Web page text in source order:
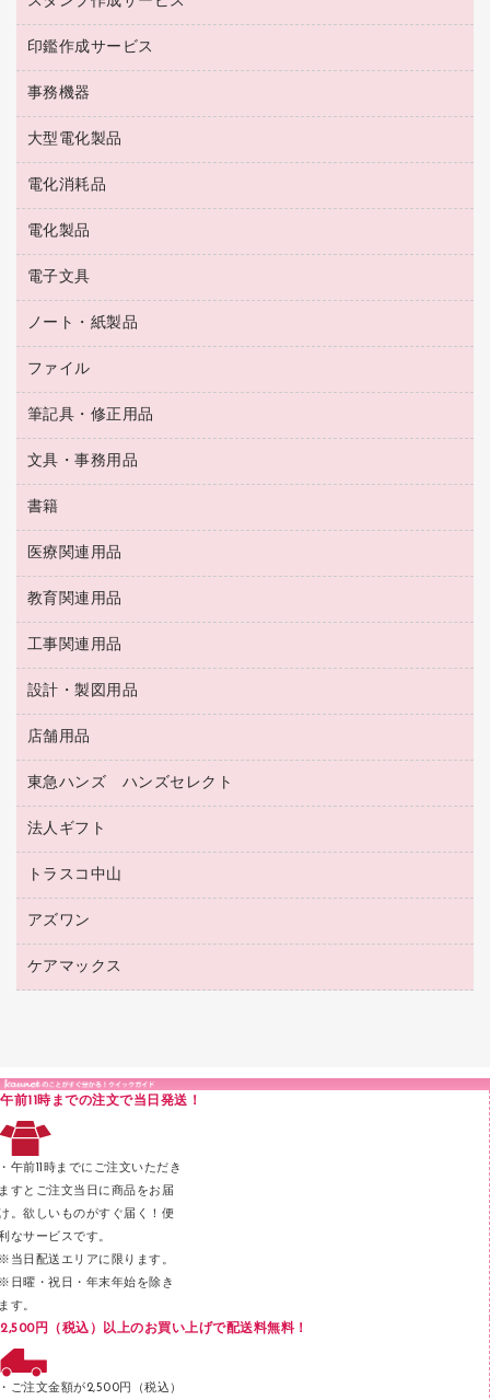
梱包用品
梱包用テープ
園芸用品
ペット用品
ソフトドリンク
コーヒーメーカー・備品
インスタントコーヒー
掃除用洗剤
洗濯用品
消臭・芳香剤
殺虫剤
飲食用消耗品
ハンドソープ・石鹸
トイレ用品
トイレ用洗剤
ティッシュペーパー
ダストボックス
タオル・アメニティ用品
スリッパ・サンダル・シューズ
スポーツ・レジャー用品
ゴミ袋
キッチン用品
食品添加物製品
ゴム印（一行印）作成サービス
ゴム印（フリーサイズ印）作成サービス
シヤチハタスタンプ作成サービス
カウネットスタンプ作成サービス
印鑑作成サービス
印鑑作成サービス
事務機器
大型シュレッダー（共配）
レーザーポインター
ラミネートフィルム
ラミネータ
タイムレコーダー
シュレッダ
ＯＨＰ用品
大型電化製品
冷蔵庫・キッチン・調理家電
テレビ・ＡＶ機器
電化消耗品
電球・蛍光灯
乾電池・充電池
フィルム・カメラ用品
デスクライト
アルバム
電化製品
掃除機・クリーナー
空調・季節家電
その他電化製品
キッチン・調理家電
ＯＡタップ／延長コード
電子文具
電卓
ラベルテープ
その他電子文具
ノート・紙製品
封筒
粘着メモ
伝票
典礼用品
帳簿
額縁
各種用紙
ルーズリーフ
ファイル
名刺整理用品
板目表紙・綴込表紙
背幅が伸びるファイル
統一伝票用ファイル
収納保存用品
レターファイル
リングファイル
プレゼン用ファイル
ファイルボックス
パイプ式ファイル
その他ファイル
クリヤーホルダー
クリヤーブック（差替式）
クリヤーブック（固定式）
Ｚ式ファイル
２穴リフィル・２穴インデックス
筆記具・修正用品
万年筆
筆ペン
消しゴム
修正液・修正ペン
修正テープ
鉛筆
マーキングペン（油性）
マーキングペン（水性）
ボールペン（油性）
ボールペン（ゲルインク）
シャープペンシル用替芯
文具・事務用品
輪ゴム
両面テープ
名札
保管・整理用品
壁面／足元収納
備品／小物ケース
透明テープ 事務用
電話台
針なしステープラー
紙めくり
裁断機
印章用品
ラベル類
メンディングテープ
メッシュケース／ペンケース
フロアケース
ブックエンド／ブックスタンド
パンチ
書籍
パソコンソフト
医療関連用品
保健用品
使い捨て手袋
感染症対策用品
介護用品
医療関連用品
教育関連用品
教育関連用品
工事関連用品
工事関連用品
屋外用品
設計・製図用品
設計・製図用品
店舗用品
店舗運営用品
陳列什器
紙手提げ袋
レジ・ポリ袋
ディスプレイ用品
カウンター／お会計用品
東急ハンズ ハンズセレクト
東急ハンズ
法人ギフト
高島屋
カウネットギフト
高島屋（食品・飲料）
カウネットギフト（食品・飲料）
トラスコ中山
建築・作業用品
アズワン
医療・介護用品（食品・飲料・食添製品）
ケアマックス
午前11時までの注文で当日発送！
午前11時までにご注文いただき
すとご注文当日に商品をお届
。欲しいものがすぐ届く！便
なサービスです。
当日配送エリアに限ります。
日曜・祝日・年末年始を除き
す。
2,500円（税込）以上のお買い上げで配送料無料！
ご注文金額が2,500円（税込）